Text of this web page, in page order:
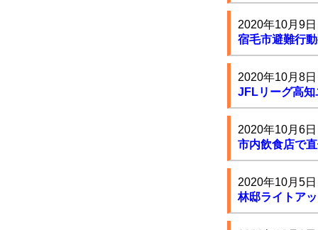
2020年10月9日
宿毛市避難行
2020年10月8日
JFLリーグ高知
2020年10月6日
市内飲食店で
2020年10月5日
林邸ライトア